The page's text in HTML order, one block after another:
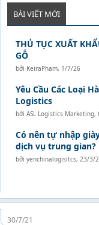
BÀI VIẾT MỚI
THỦ TỤC XUẤT
GỖ
bởi KeiraPham, 1/7/26
Yêu Cầu Các Loại
Logistics
bởi ASL Logistics Marketing,
Có nên tự nhập
dịch vụ trung gian?
bởi yenchinalogisitcs, 23/3/
30/7/21